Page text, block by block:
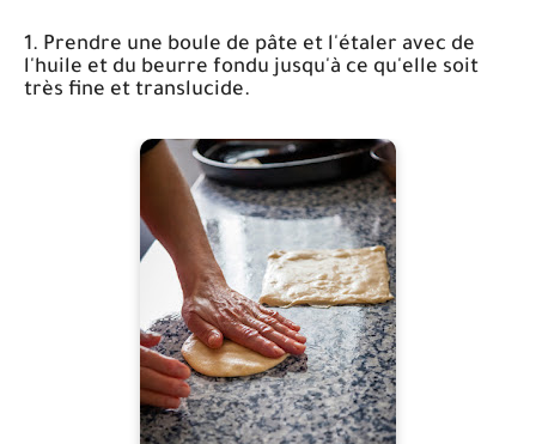
1. Prendre une boule de pâte et l'étaler avec de
l'huile et du beurre fondu jusqu'à ce qu'elle soit
très fine et translucide.